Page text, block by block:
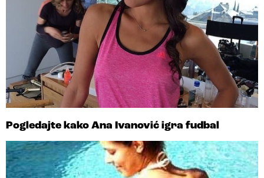
Pogledajte kako Ana Ivanović igra fudbal